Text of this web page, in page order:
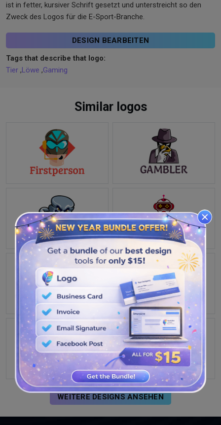
ist in fetter, kursiver Schrift gesetzt und unterstreicht so den
Zweck des Logos für die E-Sport-Branche.
DESIGN BEARBEITEN
Tags that describe that logo:
Tier ,Löwe ,Gaming
Similar logos
WEITERE DESIGNS ANSEHEN